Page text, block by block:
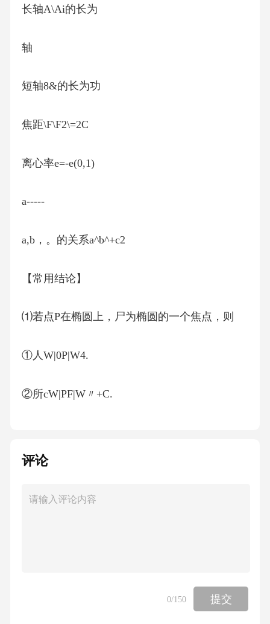
长轴A\Ai的长为
轴
短轴8&的长为功
焦距\F\F2\=2C
离心率e=-e(0,1)
a-----
a,b，。的关系a^b^+c2
【常用结论】
⑴若点P在椭圆上，尸为椭圆的一个焦点，则
①人W|0P|W4.
②所cW|PF|W〃+C.
椭圆上的点P(xoyo)与两焦点构成的aPFiB叫作焦
②S二3PB||PF2|•sin/7=b2taIg二c|州|,当|yo|二〃
评论
0/150 提交